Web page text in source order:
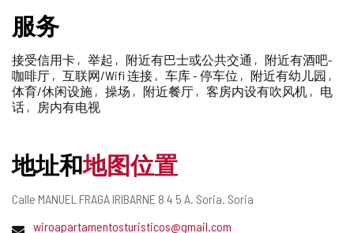
服务
接受信用卡 举起 附近有巴士或公共交通
附近有酒吧-
咖啡厅
互联网/Wifi 连接 车库 - 停车位
附近有幼儿园
体育/休闲设施
操场 附近餐厅 客房内设有吹风机
电
话
房内有电视
地址和地图位置
邮
地
Calle MANUEL FRAGA IRIBARNE 8 4 5 A. Soria. Soria
电
wiroapartamentosturisticos@gmail.com